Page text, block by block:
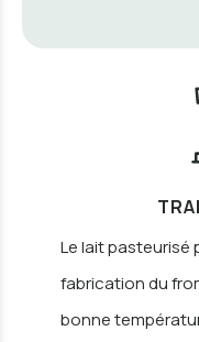
Le lait pasteurisé
fabrication du
bonne